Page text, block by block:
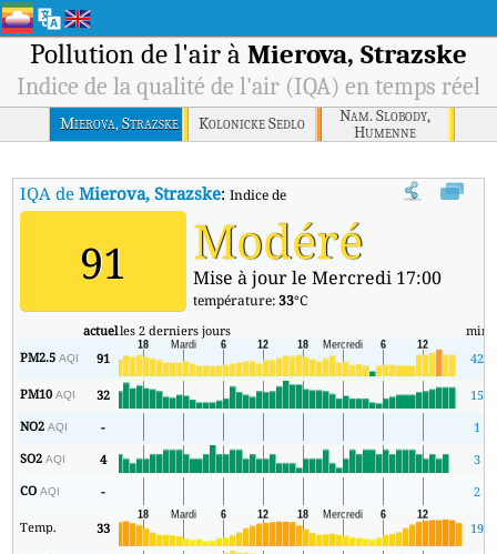
Pollution de l'air à Mierova, Strazske
Indice de la qualité de l'air (IQA) en temps réel
Mierova, Strazske Kolonicke Sedlo
Nam. Slobody,
Humenne
IQA deMierova, Strazske:Indice de la qualité de l'air (IQA) à
91 Modéré
Mise à jour le Mercredi 17:00
température:33°C
actuelles 2 derniers jours min
PM2.5AQI 91 42
PM10AQI 32
15
NO2AQI -
1
SO2AQI 4
3
COAQI - 2
Temp. 33 19